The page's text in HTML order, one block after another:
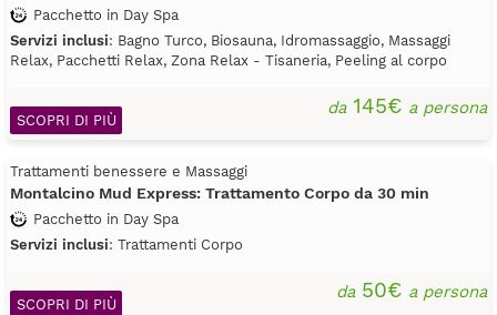
Pacchetto in Day Spa
Servizi inclusi: Bagno Turco, Biosauna, Idromassaggio, Massaggi
Relax, Pacchetti Relax, Zona Relax - Tisaneria, Peeling al corpo
da145€ a persona
SCOPRI DI PIÙ
Trattamenti benessere e Massaggi
Montalcino Mud Express: Trattamento Corpo da 30 min
Pacchetto in Day Spa
Servizi inclusi: Trattamenti Corpo
da50€ a persona
SCOPRI DI PIÙ